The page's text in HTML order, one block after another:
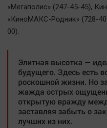
«Мегаполис» (247-45-45),
«КиноМАКС-Родник» (728-
00).
Элитная высотка —
будущего. Здесь есть
роскошной жизни. Но
жажда острых
открытую вражду
заставляя забыть о
лучших из них.